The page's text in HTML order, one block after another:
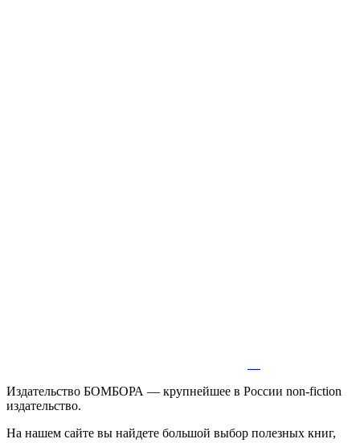
Издательство БОМБОРА — крупнейшее в России non-fiction
издательство.
На нашем сайте вы найдете большой выбор полезных книг,